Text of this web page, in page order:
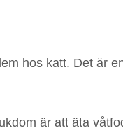
hos katt. Det är
är att äta